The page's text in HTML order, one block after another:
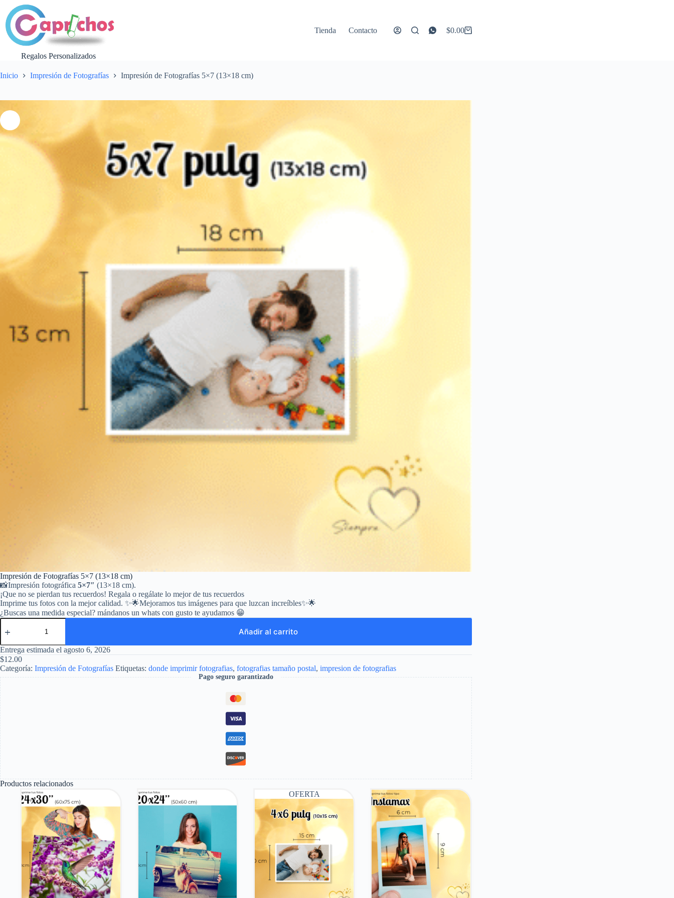
contenido
Regalos Personalizados
Tienda Contacto
Carro
$0.00
Inicio Impresión de Fotografías Impresión de Fotografías 5×7 (13×18 cm)
Impresión de Fotografías 5×7 (13×18 cm)
📸Impresión fotográfica 5×7″ (13×18 cm).
¡Que no se pierdan tus recuerdos! Regala o regálate lo mejor de tus recuerdos
Imprime tus fotos con la mejor calidad. ✨🌟Mejoramos tus imágenes para que luzcan increíbles✨🌟
¿Buscas una medida especial? mándanos un whats con gusto te ayudamos 😁
Impresión
5x7
(13x18
cm)
cantidad
Añadir al carrito
Entrega estimada el agosto 6, 2026
$12.00
Categoría: Impresión de Fotografías Etiquetas: donde imprimir fotografias, fotografias tamaño postal, impresion de fotografias
Pago seguro garantizado
Productos relacionados
OFERTA